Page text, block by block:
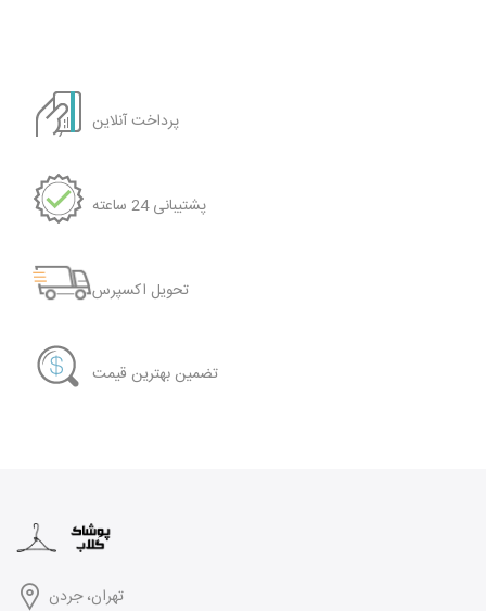
پرداخت آنلاین
پشتیبانی 24 ساعته
تحویل اکسپرس
تضمین بهترین قیمت
تهران، جردن